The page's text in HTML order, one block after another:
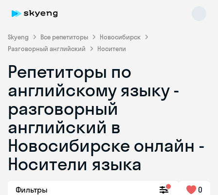
Skyeng Все репетиторы
Новосибирск
Разговорный английский
Носители
Репетиторы по
английскому языку -
разговорный
английский в
Новосибирске онлайн -
Носители языка
Фильтры 0
Skyeng Chat